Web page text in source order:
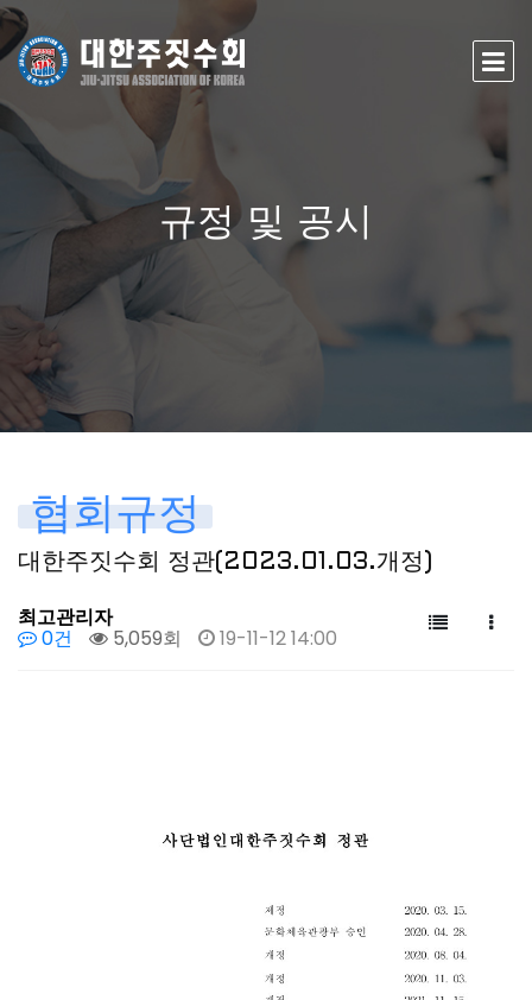
규정 및 공시
협회규정
대한주짓수회 정관(2023.01.03.개정)
최고관리자
0건 5,059회 19-11-12 14:00